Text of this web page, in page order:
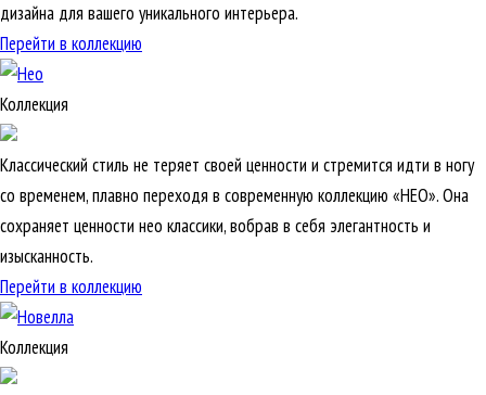
дизайна для вашего уникального интерьера.
Перейти в коллекцию
Коллекция
Классический стиль не теряет своей ценности и стремится идти в ногу
со временем, плавно переходя в современную коллекцию «НЕО». Она
сохраняет ценности нео классики, вобрав в себя элегантность и
изысканность.
Перейти в коллекцию
Коллекция